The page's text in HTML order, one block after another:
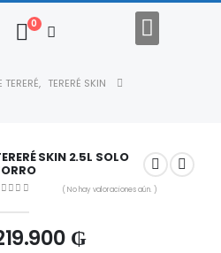
0
TERERÉ, TERERÉ SKIN
SKIN 2.5L SOLO
( No hay valoraciones aún. )
₲